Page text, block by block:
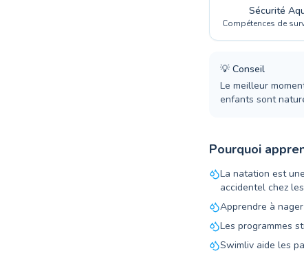
Sécurité
Compétences de
💡 Conseil
Le meilleur
enfants sont
Pourquoi
La natation est
accidentel chez
Apprendre à
Les programmes
Swimliv aide les